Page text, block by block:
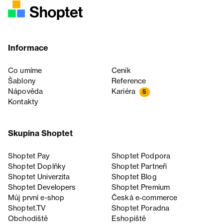
Informace
Co umíme
Ceník
Šablony
Reference
Nápověda
Kariéra 5
Kontakty
Skupina Shoptet
Shoptet Pay
Shoptet Podpora
Shoptet Doplňky
Shoptet Partneři
Shoptet Univerzita
Shoptet Blog
Shoptet Developers
Shoptet Premium
Můj první e-shop
Česká e‑commerce
Shoptet.TV
Shoptet Poradna
Obchodiště
Eshopiště